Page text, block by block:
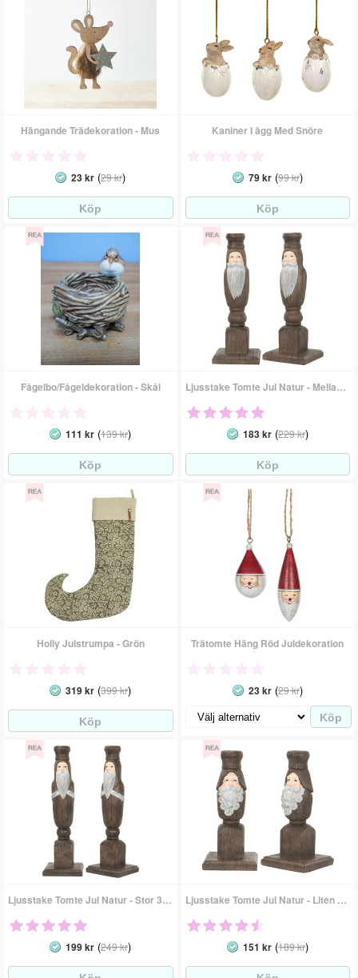
Hängande Trädekoration - Mus
23 kr (29 kr)
Kaniner I ägg Med Snöre
79 kr(99 kr)
Fågelbo/Fågeldekoration - Skål
111 kr (139 kr)
Ljusstake Tomte Jul Natur - Mellan 25 Cm
183 kr(229 kr)
Holly Julstrumpa - Grön
319 kr (399 kr)
Trätomte Häng Röd Juldekoration
23 kr(29 kr)
Ljusstake Tomte Jul Natur - Stor 30 Cm
199 kr (249 kr)
Ljusstake Tomte Jul Natur - Liten 20 Cm
151 kr(189 kr)